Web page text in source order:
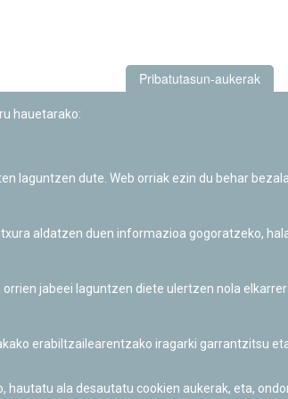
Pribatutasun-aukerak
hauetarako:
laguntzen dute. Web orriak ezin du behar
aldatzen duen informazioa gogoratzeko,
jabeei laguntzen diete ulertzen nola
erabiltzailearentzako iragarki garrantzitsu
ala desautatu cookien aukerak, eta,